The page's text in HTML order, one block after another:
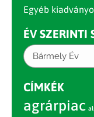
Egyéb
ÉV SZERINTI
Bármely Év
CÍMKÉK
agrárpiac